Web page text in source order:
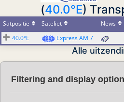
(40.0°E)
Satpositie Sateliet News
40.0°E
Express AM 7
Alle
Filtering and display